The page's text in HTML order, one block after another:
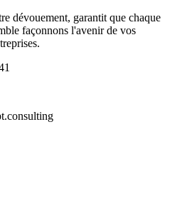
dévouement, garantit que chaque
façonnons l'avenir de vos